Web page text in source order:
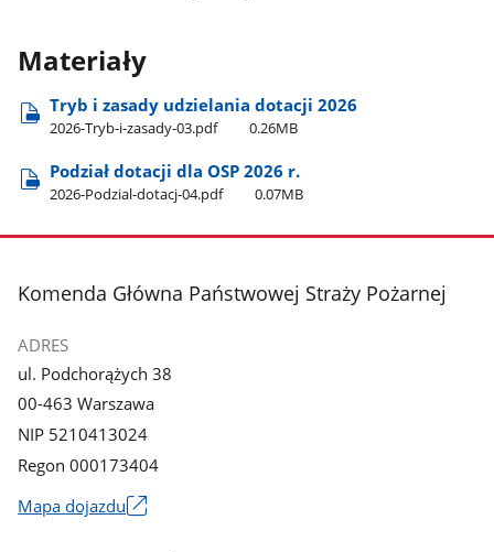
Materiały
Tryb i zasady udzielania dotacji 2026
2026-Tryb-i-zasady-03.pdf 0.26MB
Podział dotacji dla OSP 2026 r.
2026-Podzial-dotacj-04.pdf 0.07MB
stopka
Komenda Główna Państwowej Straży Pożarnej
ADRES
ul. Podchorążych 38
00-463 Warszawa
NIP 5210413024
Regon 000173404
Mapa dojazdu